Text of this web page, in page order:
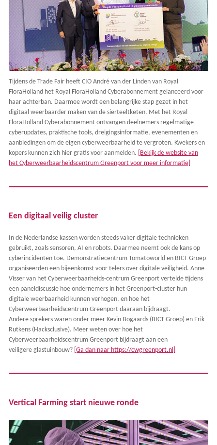
Tijdens de Trade Fair heeft CIO André van der Linden van Royal
FloraHolland het Royal FloraHolland Cyberabonnement gelanceerd voor
haar achterban. Daarmee wordt een belangrijke stap gezet in het
digitaal weerbaarder maken van de sierteeltketen. Met het Royal
FloraHolland Cyberabonnement ontvangen deelnemers regelmatige
cyberupdates, praktische tools, dreigingsinformatie, evenementen en
aanbiedingen om de eigen cyberweerbaarheid te vergroten. Kwekers en
kopers kunnen zich hier gratis voor aanmelden. [Bekijk de website van
het Cyberweerbaarheidscentrum Greenport voor meer informatie]
Een digitaal veilig cluster
In de Nederlandse kassen worden steeds vaker digitale technieken
gebruikt, zoals sensoren, AI en robots. Daarmee neemt ook de kans op
cyberincidenten toe. Demonstratiecentrum Tomatoworld en BICT Groep
organiseerden een bijeenkomst voor telers over digitale veiligheid. Anne
Visser van het Cyberweerbaarheids-centrum Greenport vertelde tijdens
een paneldiscussie hoe ondernemers in het Greenport-cluster hun
digitale weerbaarheid kunnen verhogen, en hoe het
Cyberweerbaarheidscentrum Greenport daaraan bijdraagt.
Andere sprekers waren onder meer Kevin Bogaards (BICT Groep) en Erik
Rutkens (Hacksclusive). Meer weten over hoe het
Cyberweerbaarheidscentrum Greenport bijdraagt aan een
veiligere glastuinbouw? [Ga dan naar https://cwgreenport.nl]
Vertical Farming start nieuwe ronde